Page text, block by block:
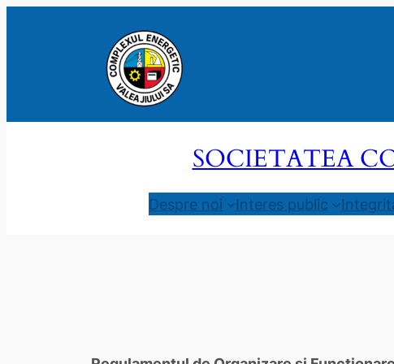
SOCIETATEA
Despre noi Interes public